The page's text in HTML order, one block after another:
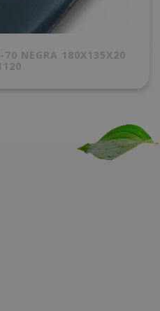
70 NEGRA 180X135X20